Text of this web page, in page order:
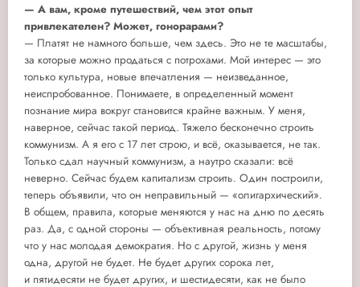
— А вам, кроме путешествий, чем этот опыт
привлекателен? Может, гонорарами?
— Платят не намного больше, чем здесь. Это не те масштабы,
за которые можно продаться с потрохами. Мой интерес — это
только культура, новые впечатления — неизведанное,
неиспробованное. Понимаете, в определенный момент
познание мира вокруг становится крайне важным. У меня,
наверное, сейчас такой период. Тяжело бесконечно строить
коммунизм. А я его с 17 лет строю, и всё, оказывается, не так.
Только сдал научный коммунизм, а наутро сказали: всё
неверно. Сейчас будем капитализм строить. Один построили,
теперь объявили, что он неправильный — «олигархический».
В общем, правила, которые меняются у нас на дню по десять
раз. Да, с одной стороны — объективная реальность, потому
что у нас молодая демократия. Но с другой, жизнь у меня
одна, другой не будет. Не будет других сорока лет,
и пятидесяти не будет других, и шестидесяти, как не было